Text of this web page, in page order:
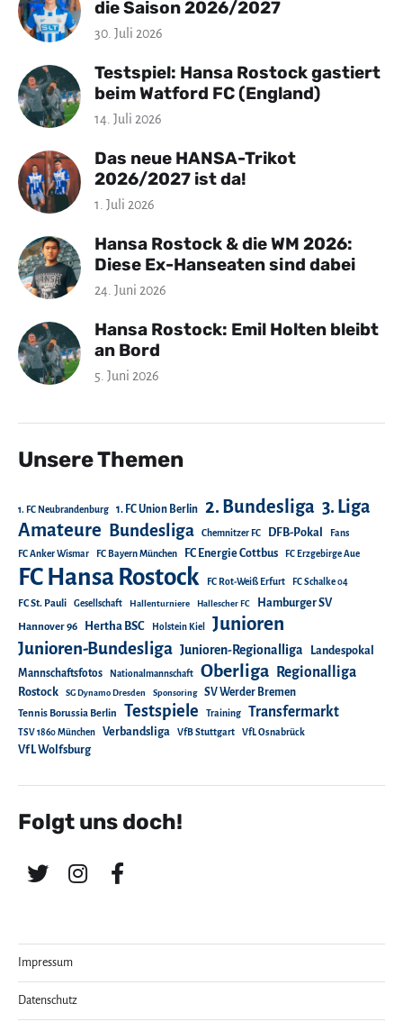
die Saison 2026/2027
30. Juli 2026
Testspiel: Hansa Rostock gastiert
beim Watford FC (England)
14. Juli 2026
Das neue HANSA-Trikot
2026/2027 ist da!
1. Juli 2026
Hansa Rostock & die WM 2026:
Diese Ex-Hanseaten sind dabei
24. Juni 2026
Hansa Rostock: Emil Holten bleibt
an Bord
5. Juni 2026
Unsere Themen
1. FC Neubrandenburg 1. FC Union Berlin 2. Bundesliga 3. Liga
Amateure Bundesliga Chemnitzer FC DFB-Pokal Fans
FC Anker Wismar FC Bayern München FC Energie Cottbus FC Erzgebirge Aue
FC Hansa Rostock FC Rot-Weiß Erfurt FC Schalke 04
FC St. Pauli Gesellschaft Hallenturniere Hallescher FC Hamburger SV
Hannover 96 Hertha BSC Holstein Kiel Junioren
Junioren-Bundesliga Junioren-Regionalliga
Landespokal
Mannschaftsfotos
Nationalmannschaft Oberliga Regionalliga
Rostock SG Dynamo Dresden Sponsoring SV Werder Bremen
Tennis Borussia Berlin Testspiele Training Transfermarkt
TSV 1860 München Verbandsliga VfB Stuttgart VfL Osnabrück
VfL Wolfsburg
Folgt uns doch!
Impressum
Datenschutz